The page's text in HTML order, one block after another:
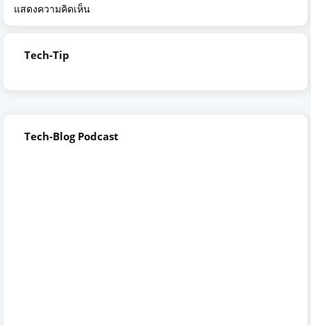
แสดงความคิดเห็น
Tech-Tip
Tech-Blog Podcast